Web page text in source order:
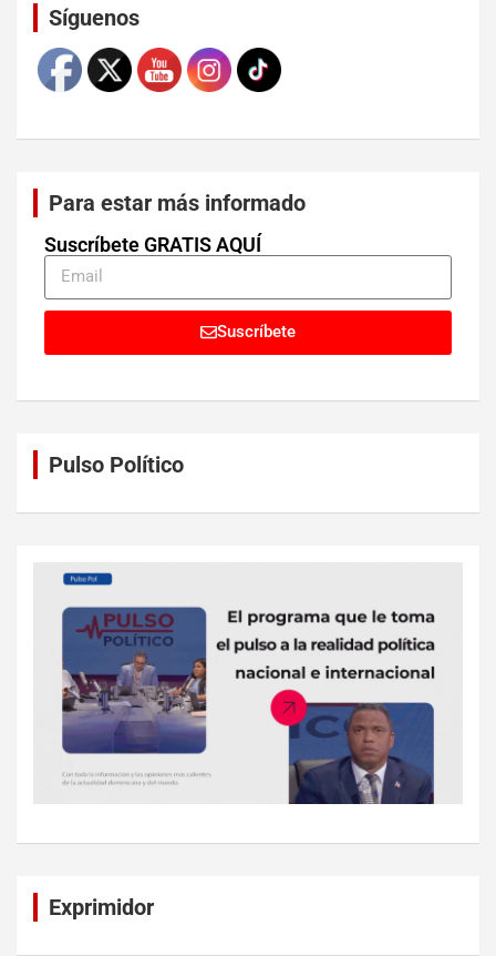
Síguenos
Para estar más informado
Suscríbete GRATIS AQUÍ
Suscríbete
Pulso Político
Exprimidor